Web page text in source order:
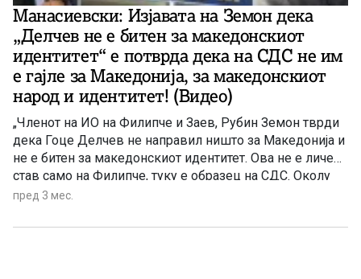
Манасиевски: Изјавата на Земон дека
„Делчев не е битен за македонскиот
идентитет“ е потврда дека на СДС не им
е гајле за Македонија, за македонскиот
народ и идентитет! (Видео)
„Членот на ИО на Филипче и Заев, Рубин Земон тврди
дека Гоце Делчев не направил ништо за Македонија и
не е битен за македонскиот идентитет. Ова не е личен
став само на Филипче, туку е образец на СДС. Околу
ова СДС постојано тежнее: кон релативизација на
целосна рамнодушност кон она, за што генерации
пред 3 мес.